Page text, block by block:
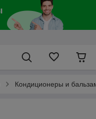
Кондиционеры и